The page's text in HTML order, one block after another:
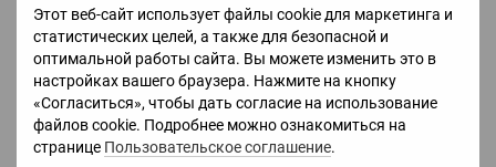
Этот веб-сайт использует файлы cookie для маркетинга и
статистических целей, а также для безопасной и
оптимальной работы сайта. Вы можете изменить это в
настройках вашего браузера. Нажмите на кнопку
«Согласиться», чтобы дать согласие на использование
файлов cookie. Подробнее можно ознакомиться на
странице Пользовательское соглашение.
Amazon Alexa
Google Assistant
Разъемы
Входы USB 2 шт
LAN
HDMI 4 шт
Версия HDMI v 2.0